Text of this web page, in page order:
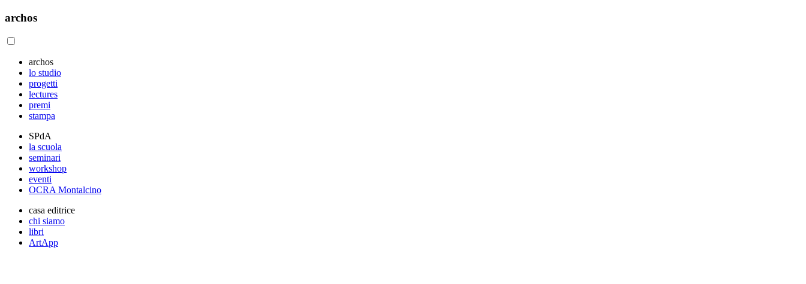
archos
archos
lo studio
progetti
lectures
premi
stampa
SPdA
la scuola
seminari
workshop
eventi
OCRA Montalcino
casa editrice
chi siamo
libri
ArtApp